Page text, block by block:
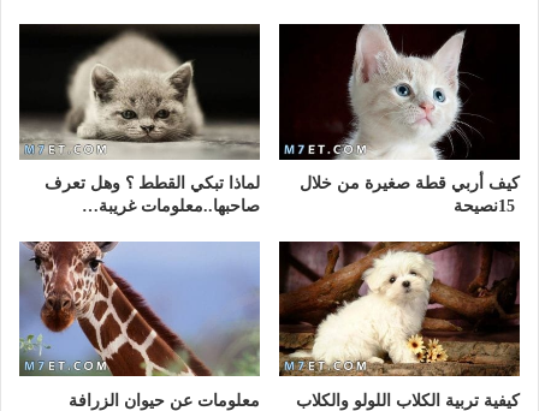
كيف أربي قطة صغيرة من خلال
لماذا تبكي القطط ؟ وهل تعرف
صاحبها..معلومات غريبة…
كيفية تربية الكلاب اللولو والكلاب
معلومات عن حيوان الزرافة